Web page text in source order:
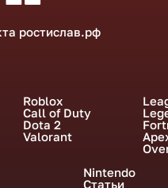
ростислав.рф
Roblox
Call of Duty
Dota 2
Valorant
Nintendo
Статьи